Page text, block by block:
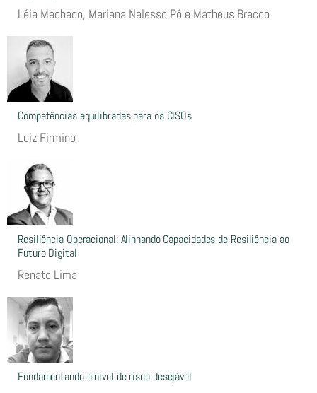
Léia Machado, Mariana Nalesso Pó e Matheus Bracco
Competências equilibradas para os CISOs
Luiz Firmino
Resiliência Operacional: Alinhando Capacidades de Resiliência ao
Futuro Digital
Renato Lima
Fundamentando o nível de risco desejável